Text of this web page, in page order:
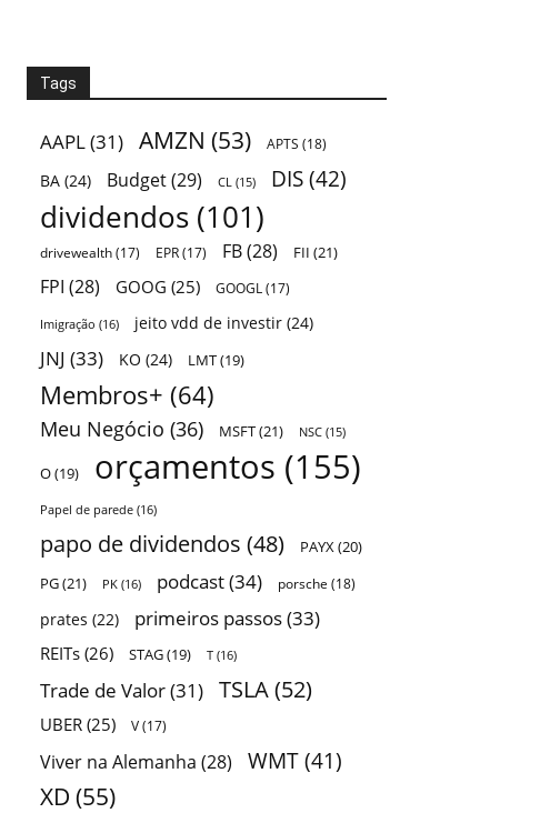
Tags
AAPL(31) AMZN (53) APTS (18)
BA (24) Budget(29) CL (15) DIS (42)
dividendos (101)
drivewealth(17) EPR(17) FB(28) FII (21)
FPI (28) GOOG (25) GOOGL (17)
Imigração (16) jeito vdd de investir (24)
JNJ (33) KO (24) LMT(19)
Membros+ (64)
Meu Negócio (36) MSFT(21) NSC (15)
O(19) orçamentos (155)
Papel de parede (16)
papo de dividendos (48) PAYX(20)
PG(21) PK (16) podcast(34) porsche (18)
prates (22) primeiros passos(33)
REITs (26) STAG(19) T (16)
Trade de Valor(31) TSLA(52)
UBER (25) V(17)
Viver na Alemanha (28) WMT (41)
XD (55)